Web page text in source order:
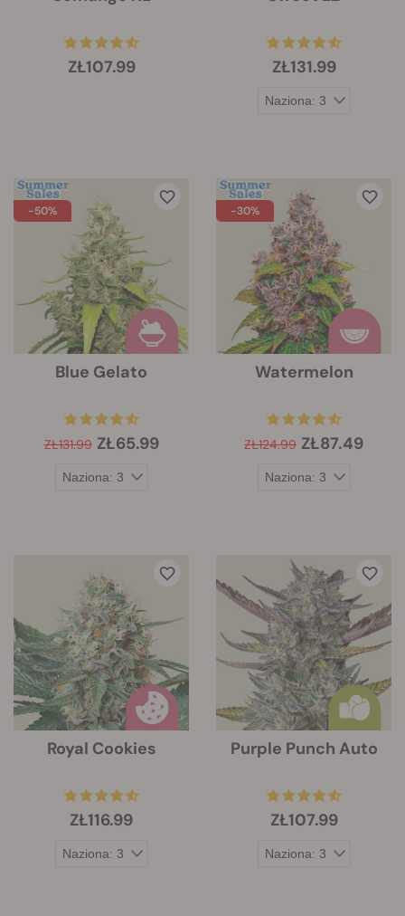
ZŁ107.99 ZŁ131.99
-50%
Blue Gelato
ZŁ131.99 ZŁ65.99
-30%
Watermelon
ZŁ124.99 ZŁ87.49
Royal Cookies
ZŁ116.99
Purple Punch Auto
ZŁ107.99